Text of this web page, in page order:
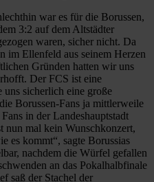
war es für die Borussen,
3:2 auf dem Altstädter
waren, sicher nicht. Da
im Ellenfeld aus seinem Herzen
Gründen hatten wir uns
Der FCS ist eine
uns sicherlich eine große
Borussen-Fans ja mittlerweile
in der Landeshauptstadt
nun mal kein Wunschkonzert,
es kommt“, sagte Borussias
nachdem die Würfel gefallen
an das Pokalhalbfinale
saß der Stachel der